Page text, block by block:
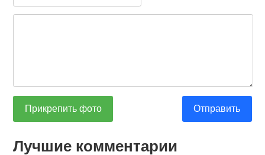
Прикрепить фото Отправить
Лучшие комментарии